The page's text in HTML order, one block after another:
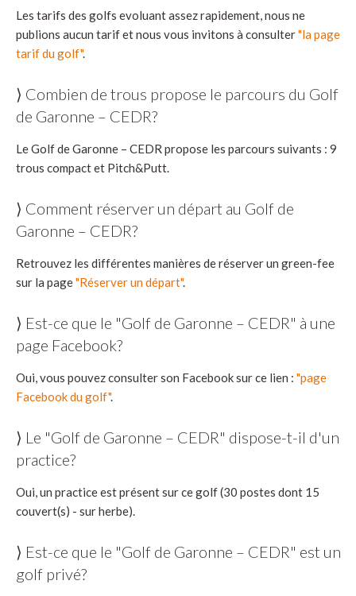
Les tarifs des golfs evoluant assez rapidement, nous ne
publions aucun tarif et nous vous invitons à consulter"la page
tarif du golf".
⟩ Combien de trous propose le parcours du Golf
de Garonne – CEDR?
Le Golf de Garonne – CEDR propose les parcours suivants : 9
trous compact et Pitch&Putt.
⟩ Comment réserver un départ au Golf de
Garonne – CEDR?
Retrouvez les différentes manières de réserver un green-fee
sur la page"Réserver un départ".
⟩ Est-ce que le "Golf de Garonne – CEDR" à une
page Facebook?
Oui, vous pouvez consulter son Facebook sur ce lien : "page
Facebook du golf".
⟩ Le "Golf de Garonne – CEDR" dispose-t-il d'un
practice?
Oui, un practice est présent sur ce golf (30 postes dont 15
couvert(s) - sur herbe).
⟩ Est-ce que le "Golf de Garonne – CEDR" est un
golf privé?